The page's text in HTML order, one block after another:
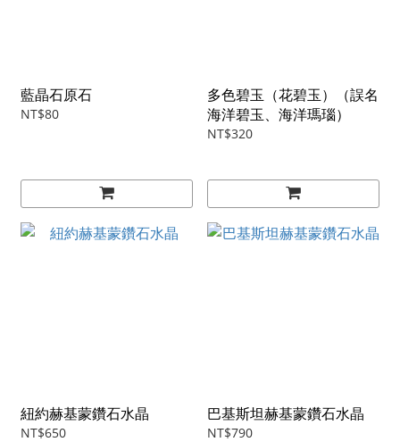
藍晶石原石
NT$80
多色碧玉（花碧玉）（誤名
海洋碧玉、海洋瑪瑙）
NT$320
紐約赫基蒙鑽石水晶
NT$650
巴基斯坦赫基蒙鑽石水晶
NT$790